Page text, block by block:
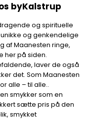
byKalstrup
og spirituelle
og genkendelige
af Maanesten ringe,
her på siden.
laver de også
det. Som Maanesten
alle – til alle..
smykker som en
sætte pris på den
smykket